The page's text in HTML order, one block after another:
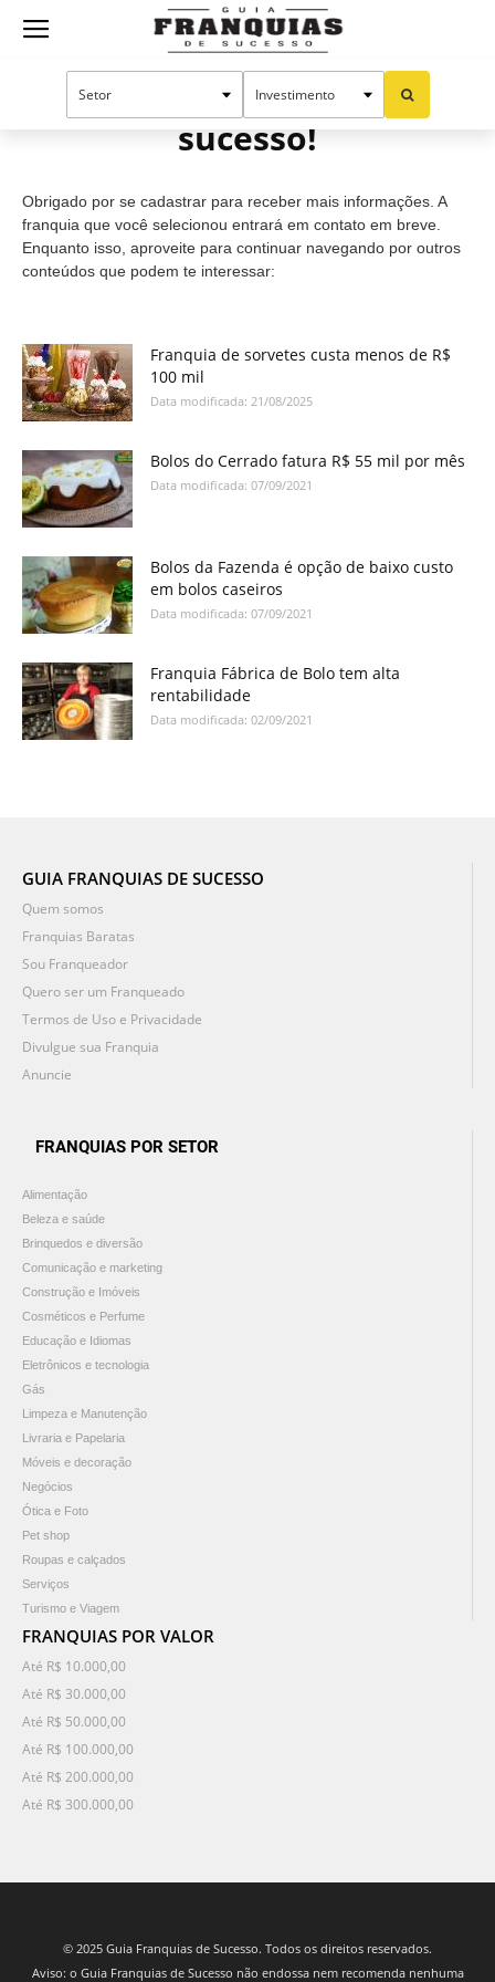
Guia
Cadastro efetuado com
sucesso!
Obrigado por se cadastrar para receber mais informações. A
franquia que você selecionou entrará em contato em breve.
Enquanto isso, aproveite para continuar navegando por outros
conteúdos que podem te interessar:
Franquia de sorvetes custa menos de R$
100 mil
Data modificada: 21/08/2025
Bolos do Cerrado fatura R$ 55 mil por mês
Data modificada: 07/09/2021
Bolos da Fazenda é opção de baixo custo
em bolos caseiros
Data modificada: 07/09/2021
Franquia Fábrica de Bolo tem alta
rentabilidade
Data modificada: 02/09/2021
GUIA FRANQUIAS DE SUCESSO
Quem somos
Franquias Baratas
Sou Franqueador
Quero ser um Franqueado
Termos de Uso e Privacidade
Divulgue sua Franquia
Anuncie
FRANQUIAS POR SETOR
Alimentação
Beleza e saúde
Brinquedos e diversão
Comunicação e marketing
Construção e Imóveis
Cosméticos e Perfume
Educação e Idiomas
Eletrônicos e tecnologia
Gás
Limpeza e Manutenção
Livraria e Papelaria
Móveis e decoração
Negócios
Ótica e Foto
Pet shop
Roupas e calçados
Serviços
Turismo e Viagem
FRANQUIAS POR VALOR
Até R$ 10.000,00
Até R$ 30.000,00
Até R$ 50.000,00
Até R$ 100.000,00
Até R$ 200.000,00
Até R$ 300.000,00
© 2025 Guia Franquias de Sucesso. Todos os direitos reservados.
Aviso: o Guia Franquias de Sucesso não endossa nem recomenda nenhuma